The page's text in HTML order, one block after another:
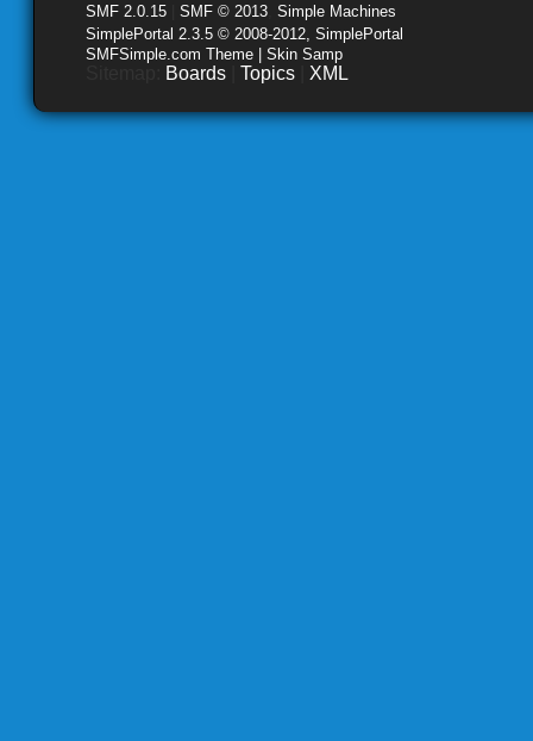
SMF 2.0.15 SMF © 2013 Simple Machines
SimplePortal 2.3.5 © 2008-2012, SimplePortal
SMFSimple.com Theme | Skin Samp
Boards Topics XML